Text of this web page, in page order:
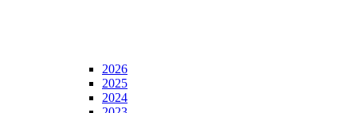
2026
2025
2024